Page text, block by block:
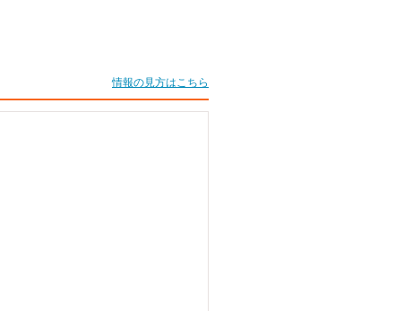
情報の見方はこちら